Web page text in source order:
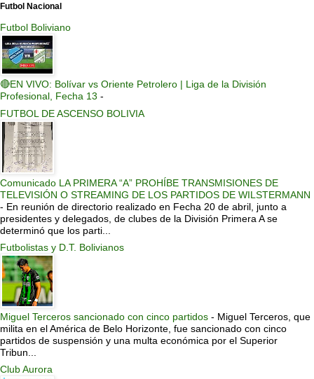
Futbol Nacional
Futbol Boliviano
🔴EN VIVO: Bolívar vs Oriente Petrolero | Liga de la División
Profesional, Fecha 13 -
FUTBOL DE ASCENSO BOLIVIA
Comunicado LA PRIMERA “A” PROHÍBE TRANSMISIONES DE
TELEVISIÓN O STREAMING DE LOS PARTIDOS DE WILSTERMANN
- En reunión de directorio realizado en Fecha 20 de abril, junto a
presidentes y delegados, de clubes de la División Primera A se
determinó que los parti...
Futbolistas y D.T. Bolivianos
Miguel Terceros sancionado con cinco partidos - Miguel Terceros, que
milita en el América de Belo Horizonte, fue sancionado con cinco
partidos de suspensión y una multa económica por el Superior
Tribun...
Club Aurora